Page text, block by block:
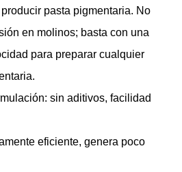
pasta pigmentaria. No
en molinos; basta con una
para preparar cualquier
sin aditivos, facilidad
eficiente, genera poco